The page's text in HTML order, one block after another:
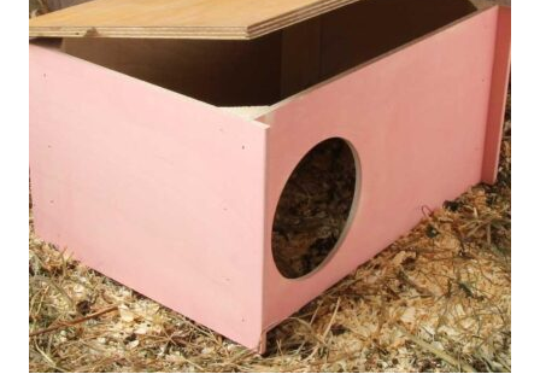
tehdä
valinnat
tuotteen